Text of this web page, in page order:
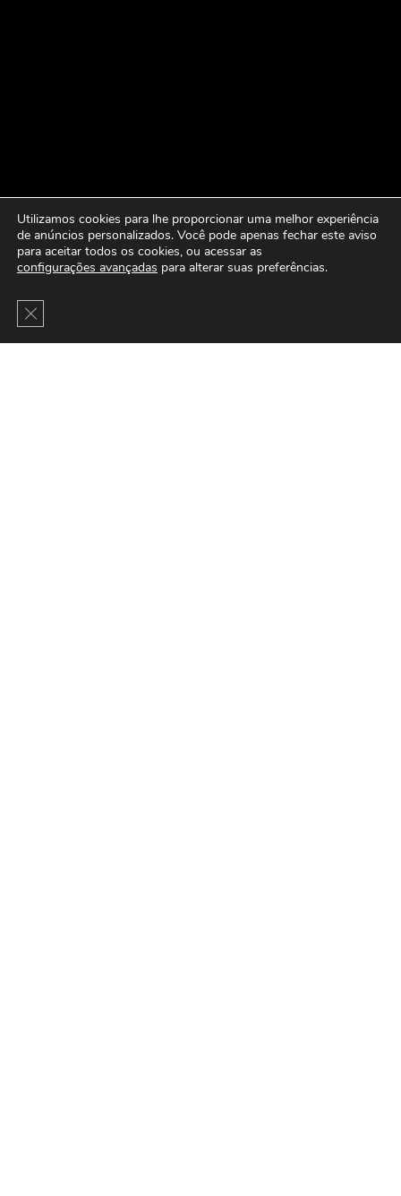
Utilizamos cookies para lhe proporcionar uma melhor experiência
de anúncios personalizados. Você pode apenas fechar este aviso
para aceitar todos os cookies, ou acessar as
configurações avançadas para alterar suas preferências.
Close GDPR Cookie Banner